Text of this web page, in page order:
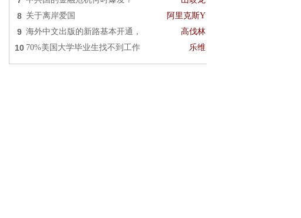
8 关于离岸爱国 阿里克斯Y
9 海外中文出版的新路基本开通， 高伐林
10 70%美国大学毕业生找不到工作 乐维